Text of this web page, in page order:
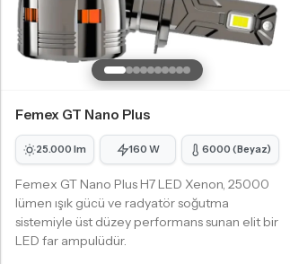
Femex GT Nano Plus
25.000 lm 160 W 6000 (Beyaz)
Femex GT Nano Plus H7 LED Xenon, 25000
lümen ışık gücü ve radyatör soğutma
sistemiyle üst düzey performans sunan elit bir
LED far ampulüdür.